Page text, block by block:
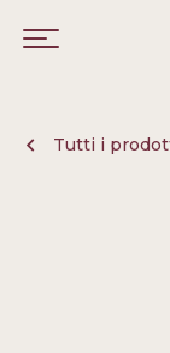
Tutti i